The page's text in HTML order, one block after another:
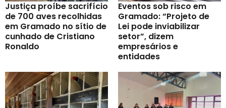
Justiça proíbe sacrifício
de 700 aves recolhidas
em Gramado no sítio de
cunhado de Cristiano
Ronaldo
Eventos sob risco em
Gramado: “Projeto de
Lei pode inviabilizar
setor”, dizem
empresários e
entidades